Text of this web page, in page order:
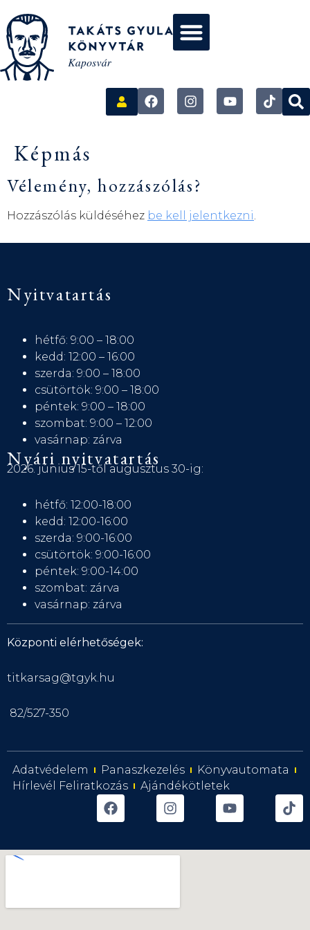
Képmás
Vélemény, hozzászólás?
Hozzászólás küldéséhez be kell jelentkezni.
Nyitvatartás
hétfő: 9:00 – 18:00
kedd: 12:00 – 16:00
szerda: 9:00 – 18:00
csütörtök: 9:00 – 18:00
péntek: 9:00 – 18:00
szombat: 9:00 – 12:00
vasárnap: zárva
Nyári nyitvatartás
2026. június 15-től augusztus 30-ig:
hétfő: 12:00-18:00
kedd: 12:00-16:00
szerda: 9:00-16:00
csütörtök: 9:00-16:00
péntek: 9:00-14:00
szombat: zárva
vasárnap: zárva
Központi elérhetőségek:
titkarsag@tgyk.hu
82/527-350
Adatvédelem Panaszkezelés
Könyvautomata
Hírlevél Feliratkozás
Ajándékötletek